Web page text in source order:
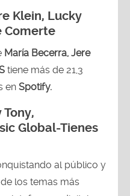
Klein, Lucky
Comerte
María Becerra, Jere
tiene más de 21,3
en Spotify.
Global-Tienes
al público y
los temas más